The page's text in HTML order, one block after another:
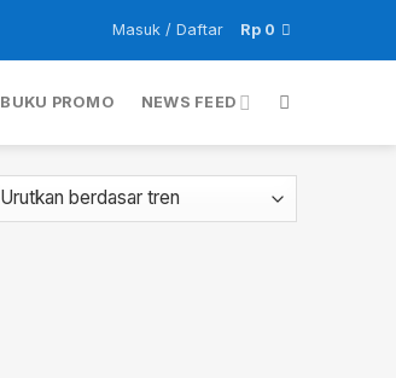
Masuk / Daftar Rp 0
BUKU PROMO NEWS FEED